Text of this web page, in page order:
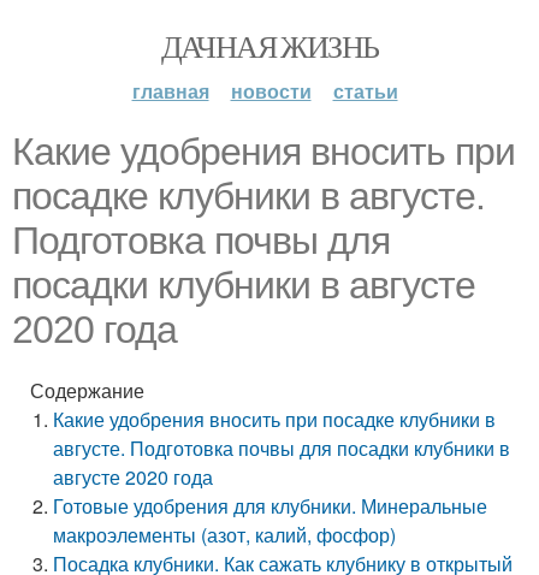
ДАЧНАЯ ЖИЗНЬ
главная новости статьи
Какие удобрения вносить при
посадке клубники в августе.
Подготовка почвы для
посадки клубники в августе
2020 года
Содержание
Какие удобрения вносить при посадке клубники в
августе. Подготовка почвы для посадки клубники в
августе 2020 года
Готовые удобрения для клубники. Минеральные
макроэлементы (азот, калий, фосфор)
Посадка клубники. Как сажать клубнику в открытый